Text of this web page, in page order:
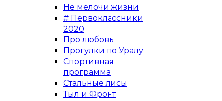
Не мелочи жизни
# Первоклассники
2020
Про любовь
Прогулки по Уралу
Спортивная
программа
Стальные лисы
Тыл и Фронт